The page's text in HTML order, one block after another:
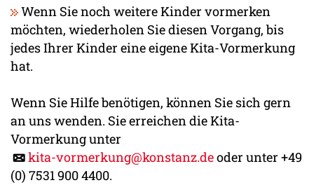
Wenn Sie noch weitere Kinder vormerken
möchten, wiederholen Sie diesen Vorgang, bis
jedes Ihrer Kinder eine eigene Kita-Vormerkung
hat.
Wenn Sie Hilfe benötigen, können Sie sich gern
an uns wenden. Sie erreichen die Kita-
Vormerkung unter
kita-vormerkung@konstanz.deoder unter +49
(0) 7531 900 4400.